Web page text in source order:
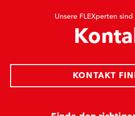
Unsere FLEXperten
KONTAKT